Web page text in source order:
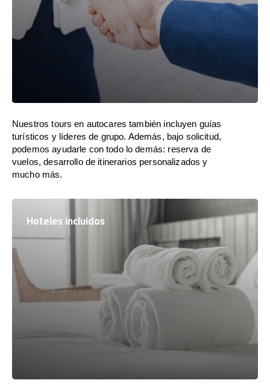
Nuestros tours en autocares también incluyen guías
turísticos y líderes de grupo. Además, bajo solicitud,
podemos ayudarle con todo lo demás: reserva de
vuelos, desarrollo de itinerarios personalizados y
mucho más.
Hoteles incluidos